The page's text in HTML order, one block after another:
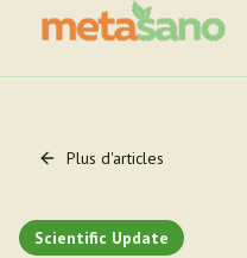
Plus d'articles
Scientific Update